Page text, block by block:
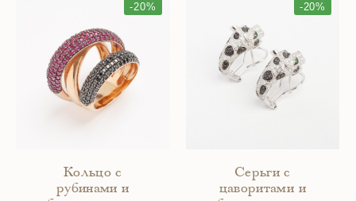
-20%
Кольцо с
рубинами и
-20%
Серьги с
цаворитами и